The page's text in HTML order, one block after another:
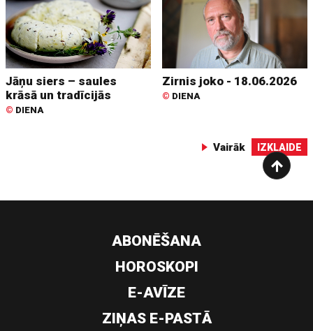
Jāņu siers – saules
krāsā un tradīcijās
© DIENA
Zirnis joko - 18.06.2026
© DIENA
Vairāk IZKLAIDE
ABONĒŠANA
HOROSKOPI
E-AVĪZE
ZIŅAS E-PASTĀ